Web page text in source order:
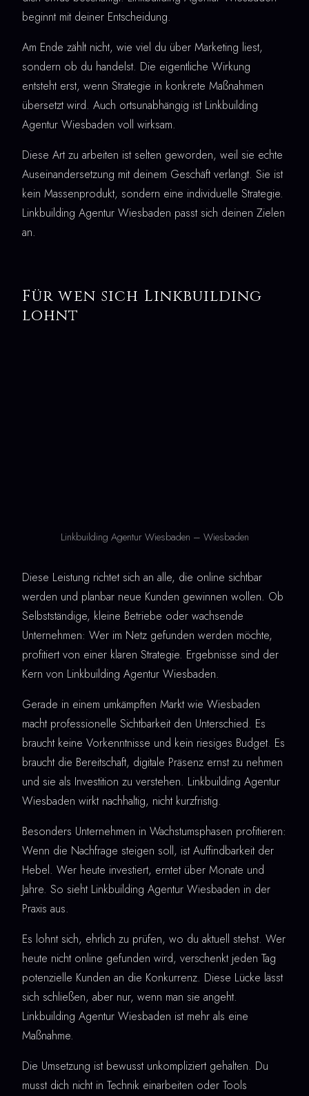
beginnt mit deiner Entscheidung.
Am Ende zählt nicht, wie viel du über Marketing liest,
sondern ob du handelst. Die eigentliche Wirkung
entsteht erst, wenn Strategie in konkrete Maßnahmen
übersetzt wird. Auch ortsunabhängig ist Linkbuilding
Agentur Wiesbaden voll wirksam.
Diese Art zu arbeiten ist selten geworden, weil sie echte
Auseinandersetzung mit deinem Geschäft verlangt. Sie ist
kein Massenprodukt, sondern eine individuelle Strategie.
Linkbuilding Agentur Wiesbaden passt sich deinen Zielen
an.
Für wen sich Linkbuilding
lohnt
Linkbuilding Agentur Wiesbaden – Wiesbaden
Diese Leistung richtet sich an alle, die online sichtbar
werden und planbar neue Kunden gewinnen wollen. Ob
Selbstständige, kleine Betriebe oder wachsende
Unternehmen: Wer im Netz gefunden werden möchte,
profitiert von einer klaren Strategie. Ergebnisse sind der
Kern von Linkbuilding Agentur Wiesbaden.
Gerade in einem umkämpften Markt wie Wiesbaden
macht professionelle Sichtbarkeit den Unterschied. Es
braucht keine Vorkenntnisse und kein riesiges Budget. Es
braucht die Bereitschaft, digitale Präsenz ernst zu nehmen
und sie als Investition zu verstehen. Linkbuilding Agentur
Wiesbaden wirkt nachhaltig, nicht kurzfristig.
Besonders Unternehmen in Wachstumsphasen profitieren:
Wenn die Nachfrage steigen soll, ist Auffindbarkeit der
Hebel. Wer heute investiert, erntet über Monate und
Jahre. So sieht Linkbuilding Agentur Wiesbaden in der
Praxis aus.
Es lohnt sich, ehrlich zu prüfen, wo du aktuell stehst. Wer
heute nicht online gefunden wird, verschenkt jeden Tag
potenzielle Kunden an die Konkurrenz. Diese Lücke lässt
sich schließen, aber nur, wenn man sie angeht.
Linkbuilding Agentur Wiesbaden ist mehr als eine
Maßnahme.
Die Umsetzung ist bewusst unkompliziert gehalten. Du
musst dich nicht in Technik einarbeiten oder Tools